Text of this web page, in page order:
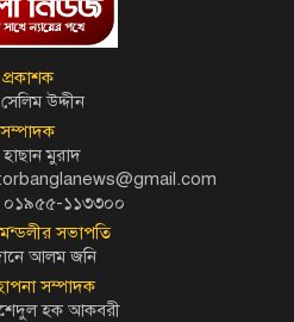
প্রকাশক
উদ্দীন
সম্পাদক
মুরাদ
১১৩৩০০
সভাপতি
আলম জনি
সম্পাদক
হক আকবরী